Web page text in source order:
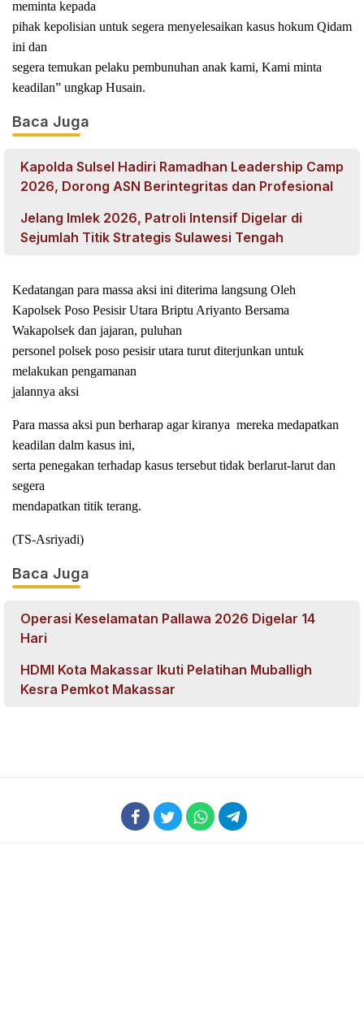
meminta kepada
pihak kepolisian untuk segera menyelesaikan kasus hokum Qidam
ini dan
segera temukan pelaku pembunuhan anak kami, Kami minta
keadilan” ungkap Husain.
Baca Juga
Kapolda Sulsel Hadiri Ramadhan Leadership Camp
2026, Dorong ASN Berintegritas dan Profesional
Jelang Imlek 2026, Patroli Intensif Digelar di
Sejumlah Titik Strategis Sulawesi Tengah
Kedatangan para massa aksi ini diterima langsung Oleh
Kapolsek Poso Pesisir Utara Briptu Ariyanto Bersama
Wakapolsek dan jajaran, puluhan
personel polsek poso pesisir utara turut diterjunkan untuk
melakukan pengamanan
jalannya aksi
Para massa aksi pun berharap agar kiranya mereka medapatkan
keadilan dalm kasus ini,
serta penegakan terhadap kasus tersebut tidak berlarut-larut dan
segera
mendapatkan titik terang.
(TS-Asriyadi)
Baca Juga
Operasi Keselamatan Pallawa 2026 Digelar 14
Hari
HDMI Kota Makassar Ikuti Pelatihan Muballigh
Kesra Pemkot Makassar